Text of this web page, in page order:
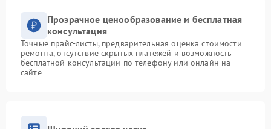
Прозрачное ценообразование и бесплатная
консультация
Точные прайс-листы, предварительная оценка стоимости
ремонта, отсутствие скрытых платежей и возможность
бесплатной консультации по телефону или онлайн на
сайте